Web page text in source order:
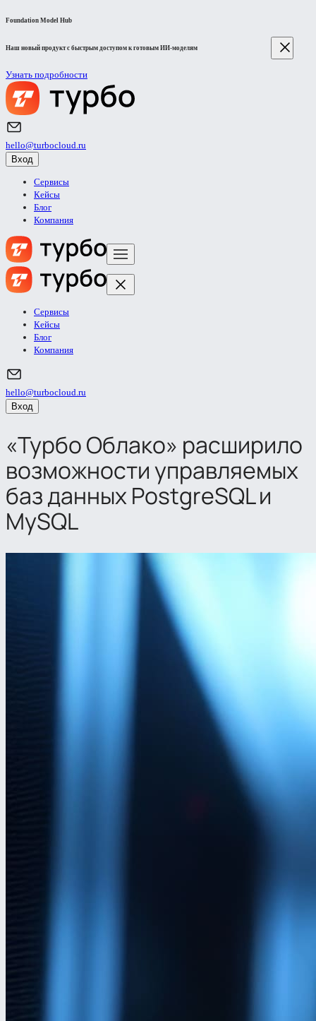
Foundation Model Hub
Наш новый продукт с быстрым доступом к готовым ИИ-моделям
Узнать подробности
hello@turbocloud.ru
Вход
Сервисы
Кейсы
Блог
Компания
Сервисы
Кейсы
Блог
Компания
hello@turbocloud.ru
Вход
«Турбо Облако» расширило
возможности управляемых
баз данных PostgreSQL и
MySQL